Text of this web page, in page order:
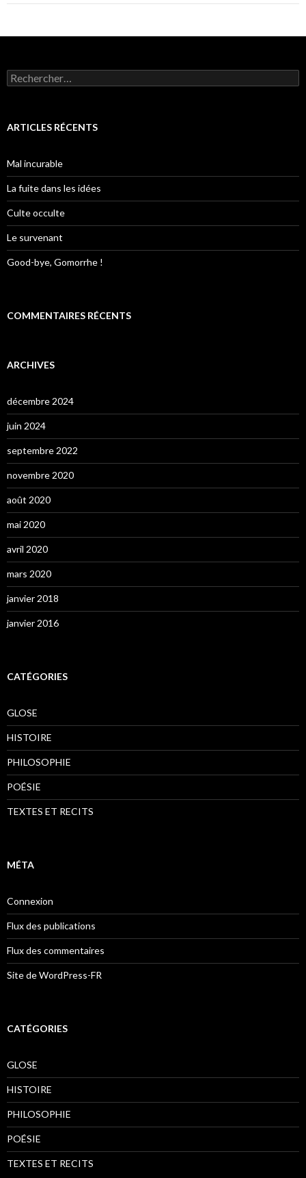
Rechercher :
ARTICLES RÉCENTS
Mal incurable
La fuite dans les idées
Culte occulte
Le survenant
Good-bye, Gomorrhe !
COMMENTAIRES RÉCENTS
ARCHIVES
décembre 2024
juin 2024
septembre 2022
novembre 2020
août 2020
mai 2020
avril 2020
mars 2020
janvier 2018
janvier 2016
CATÉGORIES
GLOSE
HISTOIRE
PHILOSOPHIE
POÉSIE
TEXTES ET RECITS
MÉTA
Connexion
Flux des publications
Flux des commentaires
Site de WordPress-FR
CATÉGORIES
GLOSE
HISTOIRE
PHILOSOPHIE
POÉSIE
TEXTES ET RECITS